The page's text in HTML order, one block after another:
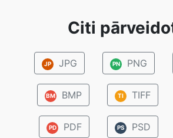
Citi
JP JPG PN PNG
BM BMP TI TIFF
PD PDF PS PSD